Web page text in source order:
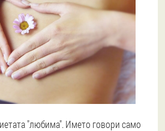
"любима". Името говори само